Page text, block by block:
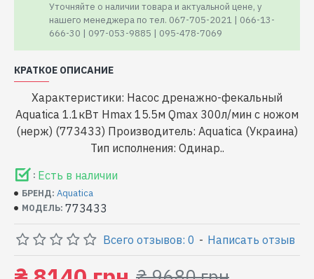
Уточняйте о наличии товара и актуальной цене, у
нашего менеджера по тел. 067-705-2021 | 066-13-
666-30 | 097-053-9885 | 095-478-7069
КРАТКОЕ ОПИСАНИЕ
Характеристики: Насос дренажно-фекальный
Aquatica 1.1кВт Hmax 15.5м Qmax 300л/мин с ножом
(нерж) (773433) Производитель: Aquatica (Украина)
Тип исполнения: Одинар..
: Есть в наличии
БРЕНД: Aquatica
МОДЕЛЬ: 773433
Всего отзывов: 0 - Написать отзыв